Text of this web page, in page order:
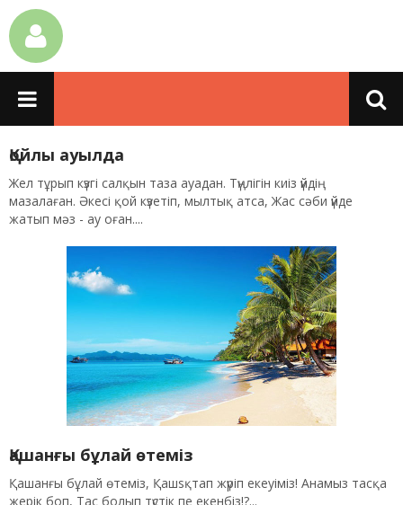
Қойлы ауылда
Жел тұрып күзгі салқын таза ауадан. Түңлігін киіз үйдің
мазалаған. Әкесі қой күзетіп, мылтық атса, Жас сәби үйде
жатып мәз - ау оған....
Қашанғы бұлай өтеміз
Қашанғы бұлай өтеміз, Қашsқтап жүріп екеуіміз! Анамыз тасқа
жерік боп, Тас болып түстік пе екенбіз!?...